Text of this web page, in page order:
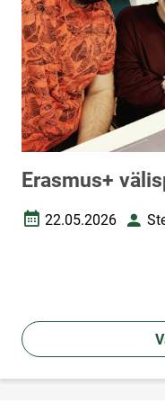
Erasmus+
Loomise kuupäev
22.05.2026 Autor